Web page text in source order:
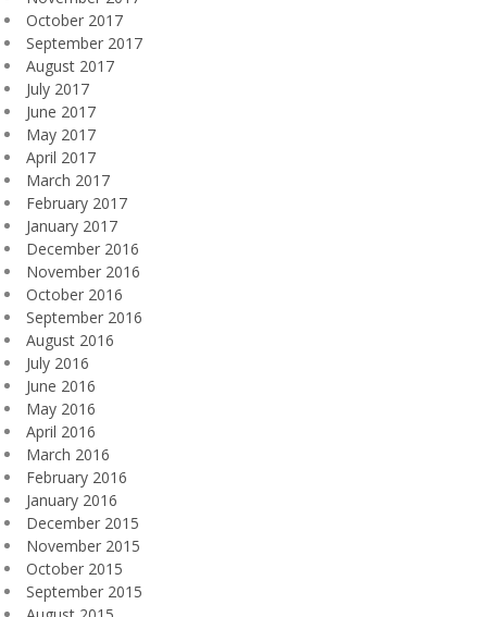
October 2017
September 2017
August 2017
July 2017
June 2017
May 2017
April 2017
March 2017
February 2017
January 2017
December 2016
November 2016
October 2016
September 2016
August 2016
July 2016
June 2016
May 2016
April 2016
March 2016
February 2016
January 2016
December 2015
November 2015
October 2015
September 2015